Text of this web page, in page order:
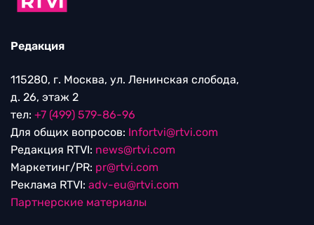
Редакция
115280, г. Москва, ул. Ленинская слобода,
д. 26, этаж 2
тел: +7 (499) 579-86-96
Для общих вопросов: Infortvi@rtvi.com
Редакция RTVI: news@rtvi.com
Маркетинг/PR: pr@rtvi.com
Реклама RTVI: adv-eu@rtvi.com
Партнерские материалы